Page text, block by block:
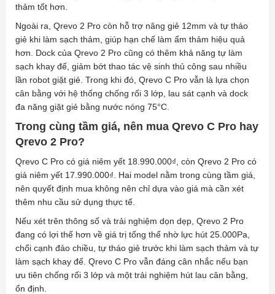
thảm tốt hơn.
Ngoài ra, Qrevo 2 Pro còn hỗ trợ nâng giẻ 12mm và tự tháo
giẻ khi làm sạch thảm, giúp hạn chế làm ẩm thảm hiệu quả
hơn. Dock của Qrevo 2 Pro cũng có thêm khả năng tự làm
sạch khay đế, giảm bớt thao tác vệ sinh thủ công sau nhiều
lần robot giặt giẻ. Trong khi đó, Qrevo C Pro vẫn là lựa chọn
cân bằng với hệ thống chống rối 3 lớp, lau sát cạnh và dock
đa năng giặt giẻ bằng nước nóng 75°C.
Trong cùng tầm giá, nên mua Qrevo C Pro hay
Qrevo 2 Pro?
Qrevo C Pro có giá niêm yết 18.990.000₫, còn Qrevo 2 Pro có
giá niêm yết 17.990.000₫. Hai model nằm trong cùng tầm giá,
nên quyết định mua không nên chỉ dựa vào giá mà cần xét
thêm nhu cầu sử dụng thực tế.
Nếu xét trên thông số và trải nghiệm dọn dẹp, Qrevo 2 Pro
đang có lợi thế hơn về giá trị tổng thể nhờ lực hút 25.000Pa,
chổi cạnh đảo chiều, tự tháo giẻ trước khi làm sạch thảm và tự
làm sạch khay đế. Qrevo C Pro vẫn đáng cân nhắc nếu bạn
ưu tiên chống rối 3 lớp và một trải nghiệm hút lau cân bằng,
ổn định.